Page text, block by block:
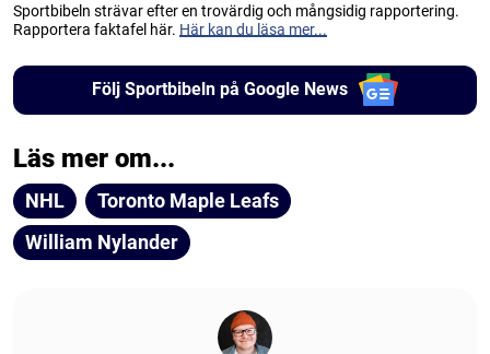
Sportbibeln strävar efter en trovärdig och mångsidig rapportering.
Rapportera faktafel här. Här kan du läsa mer...
Följ Sportbibeln på Google News
Läs mer om...
NHL
Toronto Maple Leafs
William Nylander